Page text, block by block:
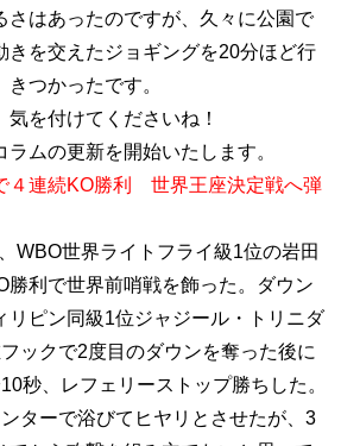
さはあったのですが、久々に公園で
きを交えたジョギングを20分ほど行
つかったです。
を付けてくださいね！
ムの更新を開始いたします。
４連続KO勝利 世界王座決定戦へ弾
WBO世界ライトフライ級1位の岩田
勝利で世界前哨戦を飾った。ダウン
リピン同級1位ジャジール・トリニダ
ックで2度目のダウンを奪った後に
秒、レフェリーストップ勝ちした。
ターで浴びてヒヤリとさせたが、3